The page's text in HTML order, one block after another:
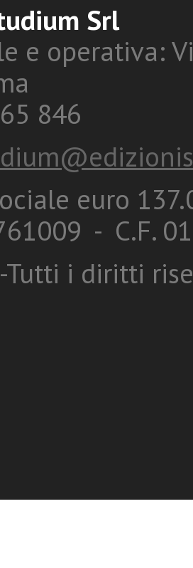
Srl
e operativa:
846
euro
- C.F.
Tutti i diritti